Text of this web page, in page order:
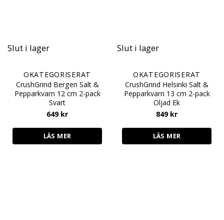
Slut i lager
OKATEGORISERAT
CrushGrind Bergen Salt &
Pepparkvarn 12 cm 2-pack
Svart
649 kr
LÄS MER
Slut i lager
OKATEGORISERAT
CrushGrind Helsinki Salt &
Pepparkvarn 13 cm 2-pack
Oljad Ek
849 kr
LÄS MER